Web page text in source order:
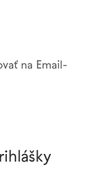
na Email-